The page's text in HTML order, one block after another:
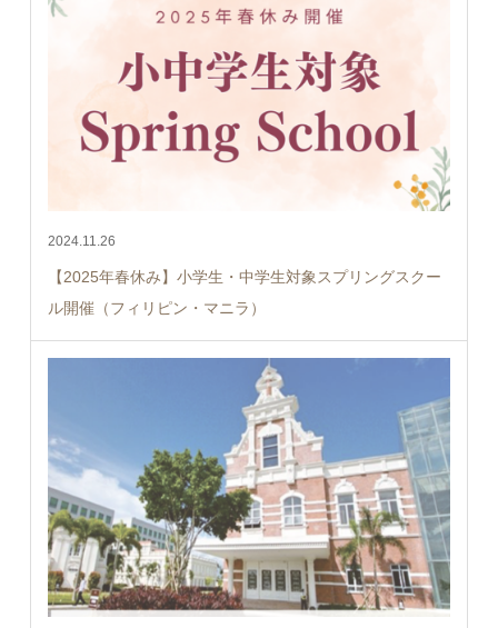
2024.11.26
【2025年春休み】小学生・中学生対象スプリングスクー
ル開催（フィリピン・マニラ）